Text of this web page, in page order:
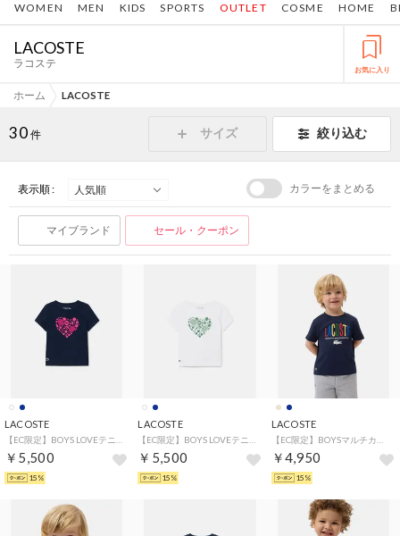
WOMEN MEN KIDS SPORTS COSME HOME
OUTLET
LACOSTE
ラコステ お気に入り
ホーム LACOSTE
30 件 サイズ 絞り込む
表示順 : カラーをまとめる
マイブランド セール・クーポン
LACOSTE
￥5,500
15%
LACOSTE
￥5,500
15%
LACOSTE
￥4,950
15%